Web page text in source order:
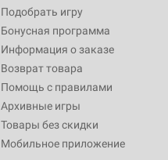
Подобрать игру
Бонусная программа
Информация о заказе
Возврат товара
Помощь с правилами
Архивные игры
Товары без скидки
Мобильное приложение